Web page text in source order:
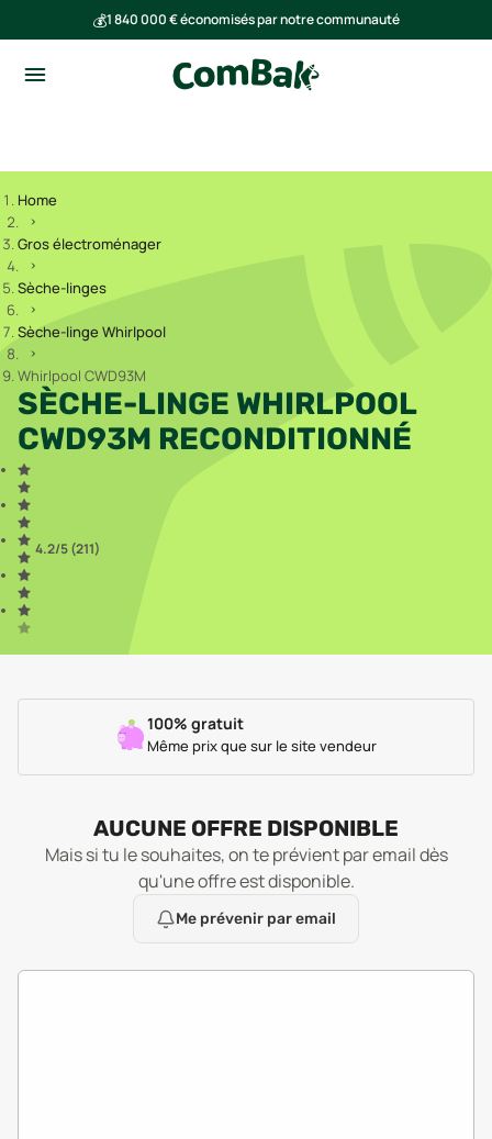
💰1 840 000 € économisés par notre communauté
Home
Gros électroménager
Sèche-linges
Sèche-linge Whirlpool
Whirlpool CWD93M
SÈCHE-LINGE WHIRLPOOL
CWD93M RECONDITIONNÉ
4.2/5 (211)
100% gratuit
Même prix que sur le site vendeur
AUCUNE OFFRE DISPONIBLE
Mais si tu le souhaites, on te prévient par email dès
qu'une offre est disponible.
Me prévenir par email